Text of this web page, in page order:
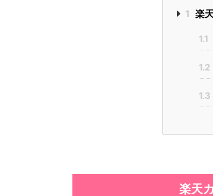
1 楽
1.1
1.2
1.3
楽天